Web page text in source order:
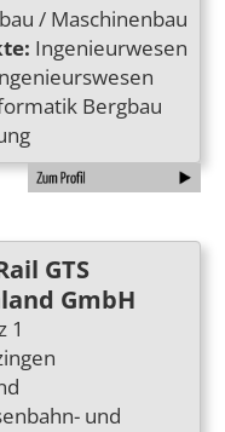
/ Maschinenbau
Ingenieurwesen
Bergbau
GTS
GmbH
1
und